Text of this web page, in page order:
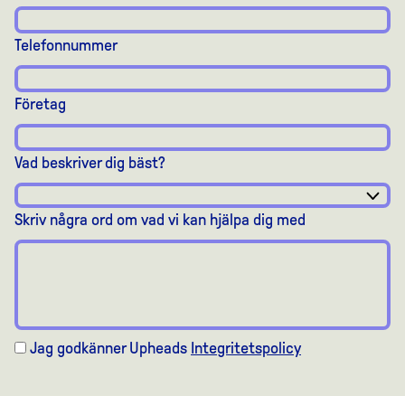
Telefonnummer
Företag
Vad beskriver dig bäst?
Skriv några ord om vad vi kan hjälpa dig med
Jag godkänner Upheads Integritetspolicy